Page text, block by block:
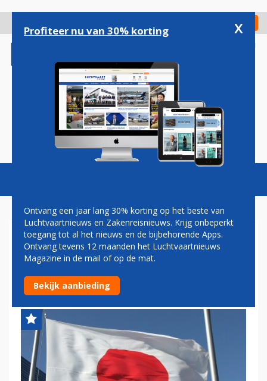
gaan
Check in
Magazine Podcasts Vacatures
JAPAN WIL 100 BOEINGS
KOPEN, MAAR WIE NEEMT ZE
AF?
Profiteer nu van 30% korting x
Ontvang een jaar lang 30% korting op het beste van
Luchtvaartnieuws en Zakenreisnieuws. Krijg onbeperkt
toegang tot al het nieuws en de bijbehorende Apps.
Ontvang tevens 12 maanden het Luchtvaartnieuws
Magazine in de mail of op de mat.
Bekijk aanbieding